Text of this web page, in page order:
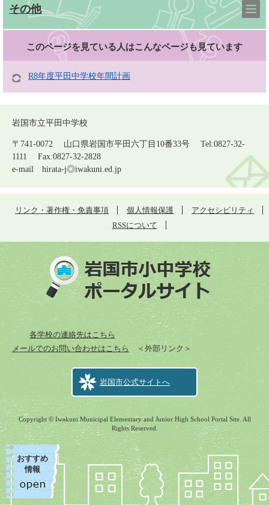
その他
このページを見ている人はこんなページも見ています
R8年度平田中学校年間計画
岩国市立平田中学校
〒741-0072 山口県岩国市平田六丁目10番33号 Tel:0827-32-
1111 Fax:0827-32-2828
e-mail hirata-j◎iwakuni.ed.jp
リンク・著作権・免責事項 個人情報保護
アクセシビリティ
RSSについて
各学校の連絡先はこちら
メールでのお問い合わせはこちら
＜外部リンク＞
岩国市公式サイトへ
Copyright © Iwakuni Municipal Elementary and Junior High School Portal Site. All
Rights Reserved.
おすすめ
情報